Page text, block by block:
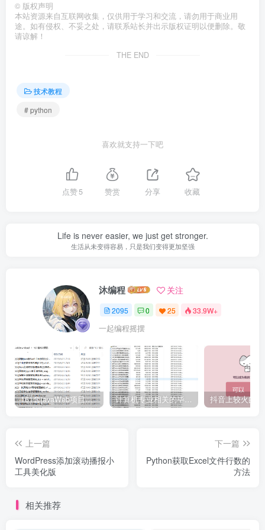
© 版权声明
本站资源来自互联网收集，仅供用于学习和交流，请勿用于商业用
途。如有侵权、不妥之处，请联系站长并出示版权证明以便删除。敬
请谅解！
THE END
技术教程
# python
喜欢就支持一下吧
点赞5 赞赏 分享 收藏
Life is never easier, we just get stronger.
生活从未变得容易，只是我们变得更加坚强
沐编程 关注
2095 0 25 33.9W+
一起编程摇摆
161套javaWeb项目源码免费分享 计算机专业相关的毕业设计论文合集免费下载
上一篇
WordPress添加滚动播报小
工具美化版
下一篇
Python获取Excel文件行数的
方法
相关推荐